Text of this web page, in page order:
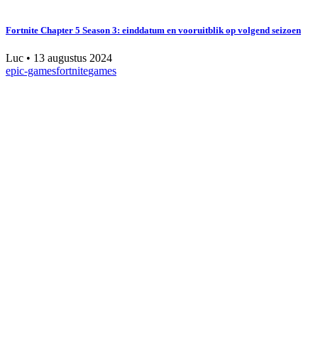
Fortnite Chapter 5 Season 3: einddatum en vooruitblik op volgend seizoen
Luc • 13 augustus 2024
epic-gamesfortnitegames